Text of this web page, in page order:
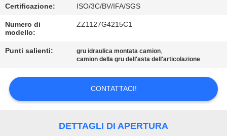
CONTATTACI
CHIEDI
PREVENTIVO
Certificazione: ISO/3C/BV/IFA/SGS
Numero di
modello:
ZZ1127G4215C1
Punti salienti: gru idraulica montata camion,
camion della gru dell'asta dell'articolazione
CONTATTACI!
DETTAGLI DI APERTURA